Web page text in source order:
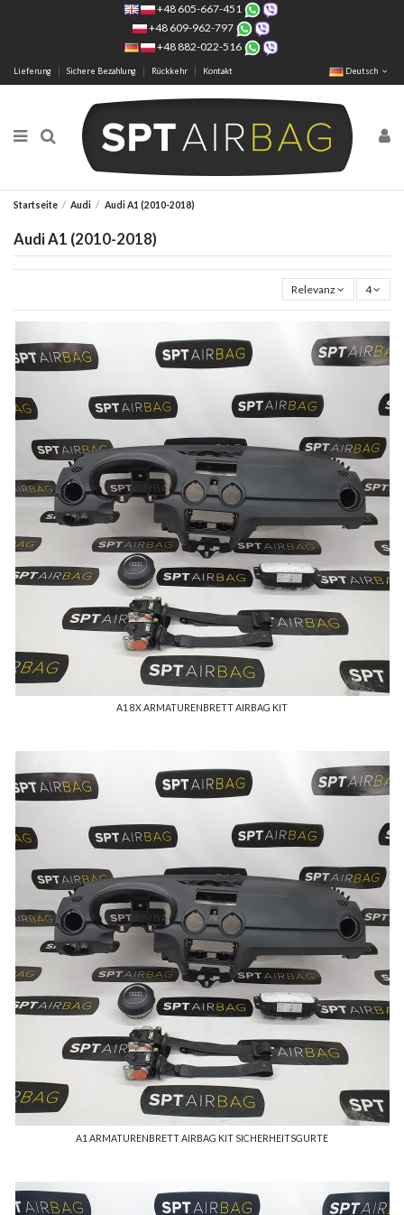
+48 605-667-451
+48 609-962-797
+48 882-022-516
Lieferung Sichere Bezahlung Rückkehr Kontakt Deutsch
Startseite Audi Audi A1 (2010-2018)
Audi A1 (2010-2018)
Relevanz 4
A1 8X ARMATURENBRETT AIRBAG KIT
A1 ARMATURENBRETT AIRBAG KIT SICHERHEITSGURTE